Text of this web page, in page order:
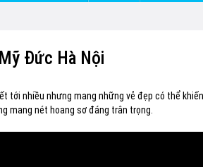
Đức Hà Nội
tới nhiều nhưng mang những vẻ đẹp có thể
mang nét hoang sơ đáng trân trọng.